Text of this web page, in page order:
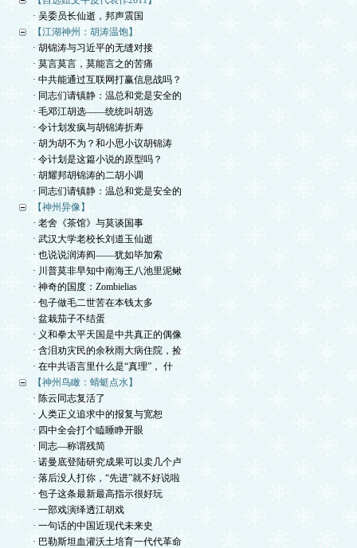
· 吴委员长仙逝，邦声震国
【江湖神州：胡涛温饱】
· 胡锦涛与习近平的无缝对接
· 莫言莫言，莫能言之的苦痛
· 中共能通过互联网打赢信息战吗？
· 同志们请镇静：温总和党是安全的
· 毛邓江胡选——统统叫胡选
· 令计划发疯与胡锦涛折寿
· 胡为胡不为？和小思小议胡锦涛
· 令计划是这篇小说的原型吗？
· 胡耀邦胡锦涛的二胡小调
· 同志们请镇静：温总和党是安全的
【神州异像】
· 老舍《茶馆》与莫谈国事
· 武汉大学老校长刘道玉仙逝
· 也说说润涛阎——犹如毕加索
· 川普莫非早知中南海王八池里泥鳅
· 神奇的国度：Zombielias
· 包子做毛二世苦在本钱太多
· 盆栽茄子不结蛋
· 义和拳太平天国是中共真正的偶像
· 含泪劝灾民的余秋雨大病住院，捡
· 在中共语言里什么是“真理”， 什
【神州鸟瞰：蜻蜓点水】
· 陈云同志复活了
· 人类正义追求中的报复与宽恕
· 四中全会打个瞌睡睁开眼
· 同志—称谓残简
· 诺曼底登陆研究成果可以卖几个卢
· 落后没人打你，“先进”就不好说啦
· 包子这条最新最高指示很好玩
· 一部戏演绎透江胡戏
· 一句话的中国近现代未来史
· 巴勒斯坦血灌沃土培育一代代革命